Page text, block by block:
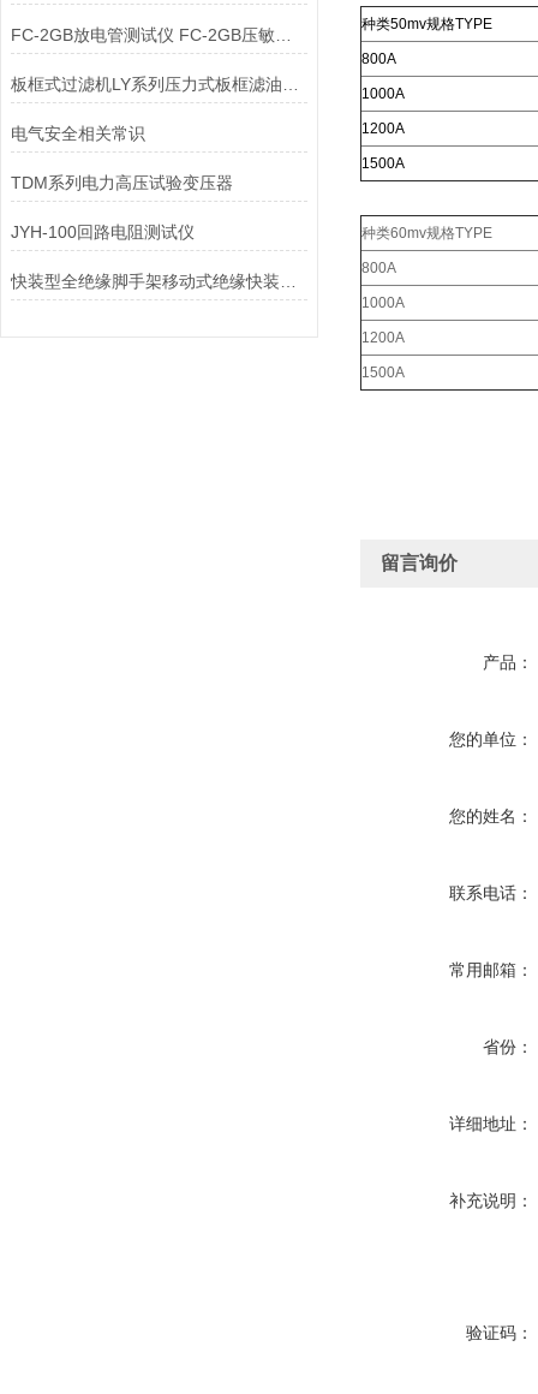
电气安全相关常识
TDM系列电力高压试验变压器
JYH-100回路电阻测试仪
种类50mv规格TYPE
800A
1000A
1200A
1500A
种类60mv规格TYPE
800A
1000A
1200A
1500A
留言询价
产品：
您的单位：
您的姓名：
联系电话：
常用邮箱：
省份：
详细地址：
补充说明：
验证码：